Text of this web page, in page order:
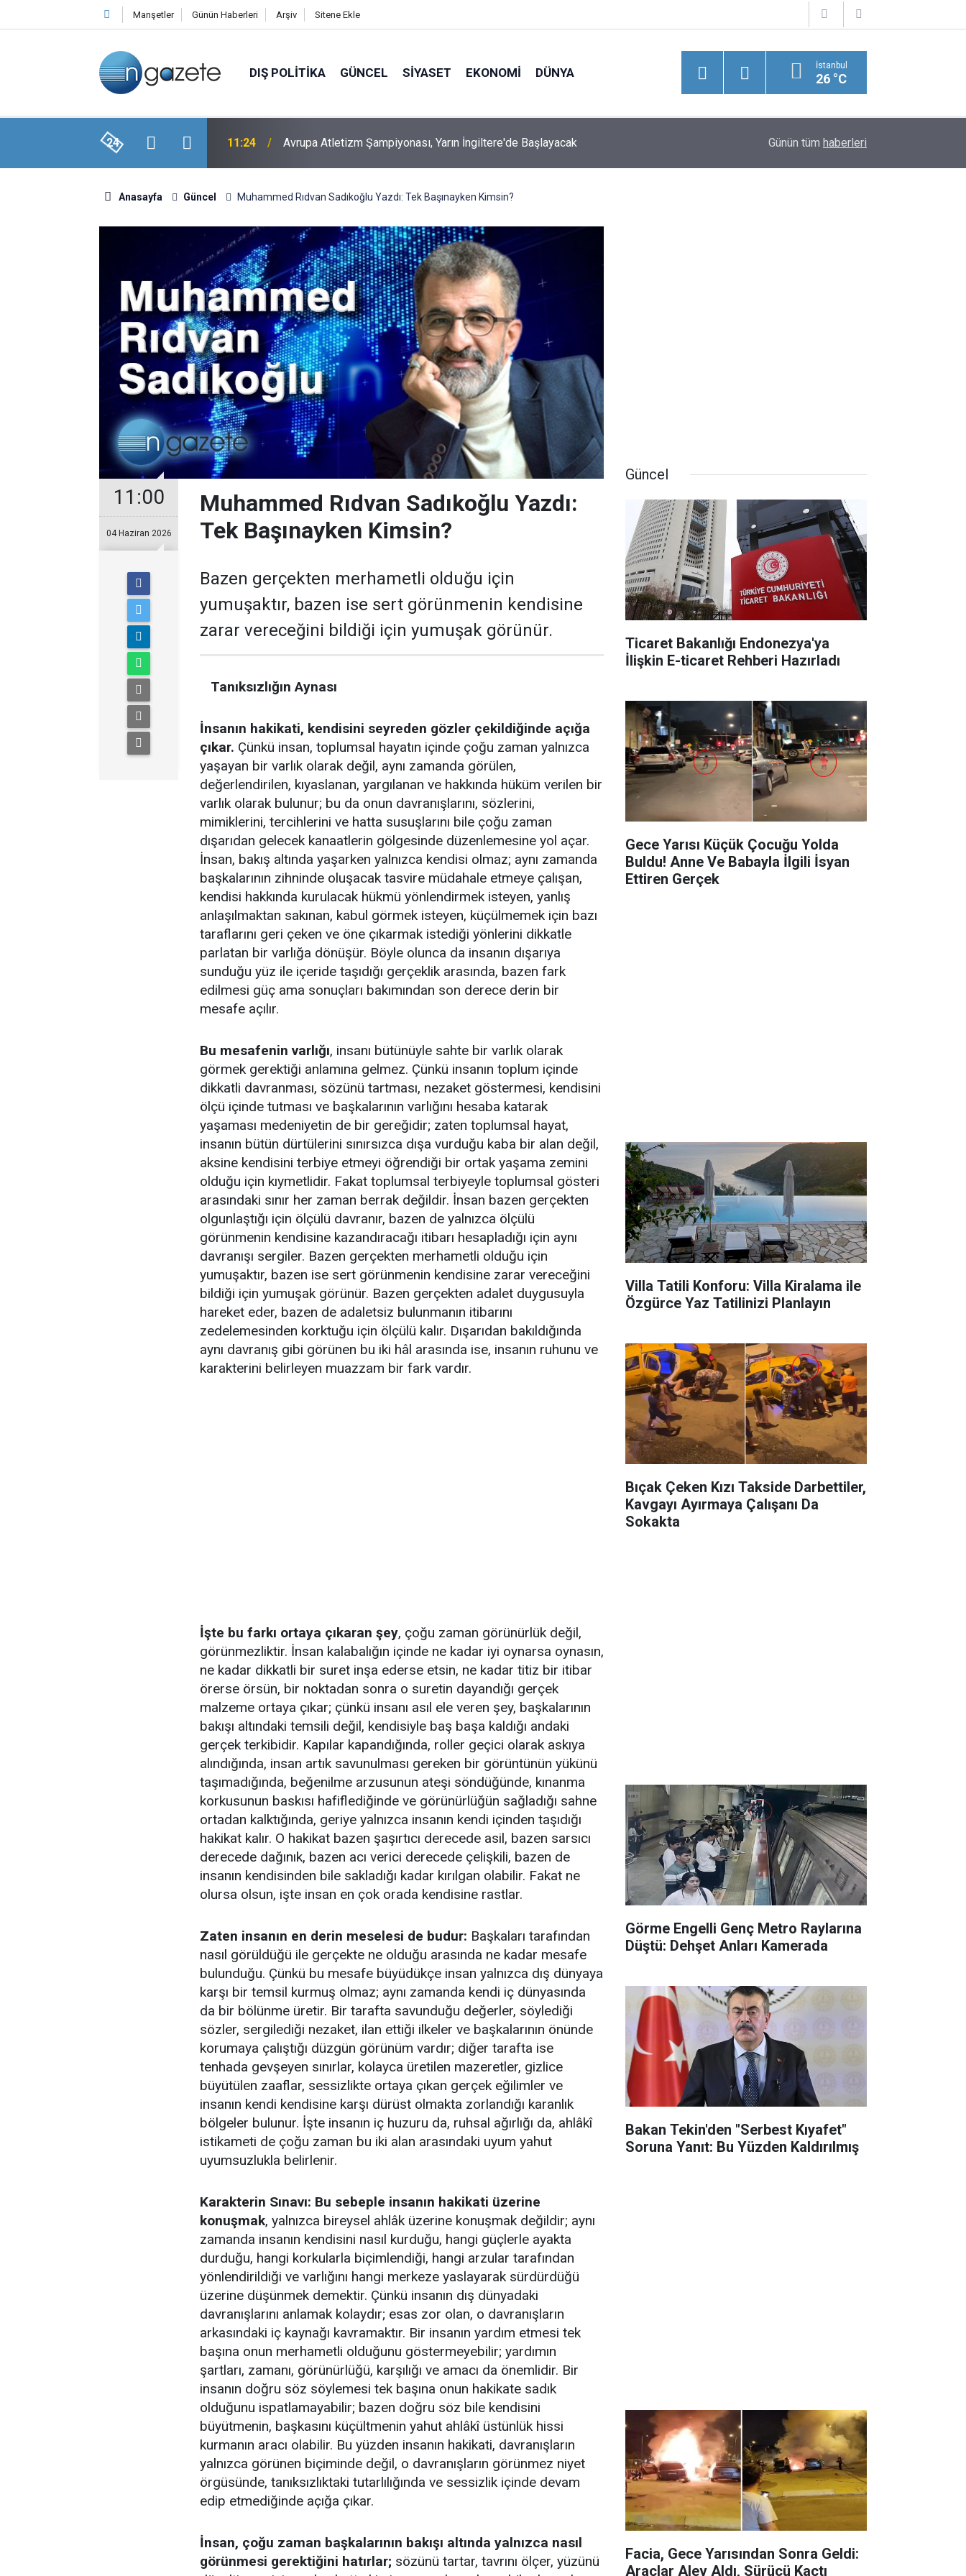
Manşetler Günün Haberleri Arşiv Sitene Ekle
DIŞ POLITIKA GÜNCEL SIYASET EKONOMI DÜNYA İstanbul
26 °C
24
E-ticaret Rehberi Hazırladı 11:24 Avrupa Atletizm Şampiyonası, Yarın İngiltere'de Başlayacak Karaman'da Taksi Kazası: 2 Yaralı
Günün tüm haberleri
Anasayfa Güncel Muhammed Rıdvan Sadıkoğlu Yazdı: Tek Başınayken Kimsin?
11:00
04 Haziran 2026
Muhammed Rıdvan Sadıkoğlu Yazdı:
Tek Başınayken Kimsin?
Bazen gerçekten merhametli olduğu için
yumuşaktır, bazen ise sert görünmenin kendisine
zarar vereceğini bildiği için yumuşak görünür.
Tanıksızlığın Aynası
İnsanın hakikati, kendisini seyreden gözler çekildiğinde açığa
çıkar. Çünkü insan, toplumsal hayatın içinde çoğu zaman yalnızca
yaşayan bir varlık olarak değil, aynı zamanda görülen,
değerlendirilen, kıyaslanan, yargılanan ve hakkında hüküm verilen bir
varlık olarak bulunur; bu da onun davranışlarını, sözlerini,
mimiklerini, tercihlerini ve hatta susuşlarını bile çoğu zaman
dışarıdan gelecek kanaatlerin gölgesinde düzenlemesine yol açar.
İnsan, bakış altında yaşarken yalnızca kendisi olmaz; aynı zamanda
başkalarının zihninde oluşacak tasvire müdahale etmeye çalışan,
kendisi hakkında kurulacak hükmü yönlendirmek isteyen, yanlış
anlaşılmaktan sakınan, kabul görmek isteyen, küçülmemek için bazı
taraflarını geri çeken ve öne çıkarmak istediği yönlerini dikkatle
parlatan bir varlığa dönüşür. Böyle olunca da insanın dışarıya
sunduğu yüz ile içeride taşıdığı gerçeklik arasında, bazen fark
edilmesi güç ama sonuçları bakımından son derece derin bir
mesafe açılır.
Bu mesafenin varlığı, insanı bütünüyle sahte bir varlık olarak
görmek gerektiği anlamına gelmez. Çünkü insanın toplum içinde
dikkatli davranması, sözünü tartması, nezaket göstermesi, kendisini
ölçü içinde tutması ve başkalarının varlığını hesaba katarak
yaşaması medeniyetin de bir gereğidir; zaten toplumsal hayat,
insanın bütün dürtülerini sınırsızca dışa vurduğu kaba bir alan değil,
aksine kendisini terbiye etmeyi öğrendiği bir ortak yaşama zemini
olduğu için kıymetlidir. Fakat toplumsal terbiyeyle toplumsal gösteri
arasındaki sınır her zaman berrak değildir. İnsan bazen gerçekten
olgunlaştığı için ölçülü davranır, bazen de yalnızca ölçülü
görünmenin kendisine kazandıracağı itibarı hesapladığı için aynı
davranışı sergiler. Bazen gerçekten merhametli olduğu için
yumuşaktır, bazen ise sert görünmenin kendisine zarar vereceğini
bildiği için yumuşak görünür. Bazen gerçekten adalet duygusuyla
hareket eder, bazen de adaletsiz bulunmanın itibarını
zedelemesinden korktuğu için ölçülü kalır. Dışarıdan bakıldığında
aynı davranış gibi görünen bu iki hâl arasında ise, insanın ruhunu ve
karakterini belirleyen muazzam bir fark vardır.
İşte bu farkı ortaya çıkaran şey, çoğu zaman görünürlük değil,
görünmezliktir. İnsan kalabalığın içinde ne kadar iyi oynarsa oynasın,
ne kadar dikkatli bir suret inşa ederse etsin, ne kadar titiz bir itibar
örerse örsün, bir noktadan sonra o suretin dayandığı gerçek
malzeme ortaya çıkar; çünkü insanı asıl ele veren şey, başkalarının
bakışı altındaki temsili değil, kendisiyle baş başa kaldığı andaki
gerçek terkibidir. Kapılar kapandığında, roller geçici olarak askıya
alındığında, insan artık savunulması gereken bir görüntünün yükünü
taşımadığında, beğenilme arzusunun ateşi söndüğünde, kınanma
korkusunun baskısı hafiflediğinde ve görünürlüğün sağladığı sahne
ortadan kalktığında, geriye yalnızca insanın kendi içinden taşıdığı
hakikat kalır. O hakikat bazen şaşırtıcı derecede asil, bazen sarsıcı
derecede dağınık, bazen acı verici derecede çelişkili, bazen de
insanın kendisinden bile sakladığı kadar kırılgan olabilir. Fakat ne
olursa olsun, işte insan en çok orada kendisine rastlar.
Zaten insanın en derin meselesi de budur: Başkaları tarafından
nasıl görüldüğü ile gerçekte ne olduğu arasında ne kadar mesafe
bulunduğu. Çünkü bu mesafe büyüdükçe insan yalnızca dış dünyaya
karşı bir temsil kurmuş olmaz; aynı zamanda kendi iç dünyasında
da bir bölünme üretir. Bir tarafta savunduğu değerler, söylediği
sözler, sergilediği nezaket, ilan ettiği ilkeler ve başkalarının önünde
korumaya çalıştığı düzgün görünüm vardır; diğer tarafta ise
tenhada gevşeyen sınırlar, kolayca üretilen mazeretler, gizlice
büyütülen zaaflar, sessizlikte ortaya çıkan gerçek eğilimler ve
insanın kendi kendisine karşı dürüst olmakta zorlandığı karanlık
bölgeler bulunur. İşte insanın iç huzuru da, ruhsal ağırlığı da, ahlâkî
istikameti de çoğu zaman bu iki alan arasındaki uyum yahut
uyumsuzlukla belirlenir.
Karakterin Sınavı: Bu sebeple insanın hakikati üzerine
konuşmak, yalnızca bireysel ahlâk üzerine konuşmak değildir; aynı
zamanda insanın kendisini nasıl kurduğu, hangi güçlerle ayakta
durduğu, hangi korkularla biçimlendiği, hangi arzular tarafından
yönlendirildiği ve varlığını hangi merkeze yaslayarak sürdürdüğü
üzerine düşünmek demektir. Çünkü insanın dış dünyadaki
davranışlarını anlamak kolaydır; esas zor olan, o davranışların
arkasındaki iç kaynağı kavramaktır. Bir insanın yardım etmesi tek
başına onun merhametli olduğunu göstermeyebilir; yardımın
şartları, zamanı, görünürlüğü, karşılığı ve amacı da önemlidir. Bir
insanın doğru söz söylemesi tek başına onun hakikate sadık
olduğunu ispatlamayabilir; bazen doğru söz bile kendisini
büyütmenin, başkasını küçültmenin yahut ahlâkî üstünlük hissi
kurmanın aracı olabilir. Bu yüzden insanın hakikati, davranışların
yalnızca görünen biçiminde değil, o davranışların görünmez niyet
örgüsünde, tanıksızlıktaki tutarlılığında ve sessizlik içinde devam
edip etmediğinde açığa çıkar.
İnsan, çoğu zaman başkalarının bakışı altında yalnızca nasıl
görünmesi gerektiğini hatırlar; sözünü tartar, tavrını ölçer, yüzünü
Güncel
Ticaret Bakanlığı Endonezya'ya
İlişkin E-ticaret Rehberi Hazırladı
Gece Yarısı Küçük Çocuğu Yolda
Buldu! Anne Ve Babayla İlgili İsyan
Ettiren Gerçek
Villa Tatili Konforu: Villa Kiralama ile
Özgürce Yaz Tatilinizi Planlayın
Bıçak Çeken Kızı Takside Darbettiler,
Kavgayı Ayırmaya Çalışanı Da
Sokakta
Görme Engelli Genç Metro Raylarına
Düştü: Dehşet Anları Kamerada
Bakan Tekin'den "Serbest Kıyafet"
Soruna Yanıt: Bu Yüzden Kaldırılmış
Facia, Gece Yarısından Sonra Geldi:
Araçlar Alev Aldı, Sürücü Kaçtı